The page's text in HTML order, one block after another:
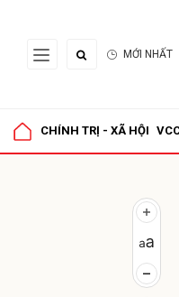
MỚI NHẤT
CHÍNH TRỊ - XÃ HỘI